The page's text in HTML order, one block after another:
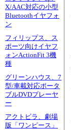
X/AAC対応の小型
Bluetoothイヤフォ
ン
フィリップス、ス
ポーツ向けイヤフ
ォンActionFit 3機
種
グリーンハウス、7
型/車載対応ポータ
ブルDVDプレーヤ
ー
アクトビラ、劇場
版「ワンピース」